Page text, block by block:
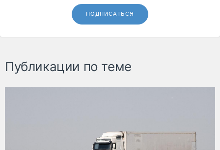
ПОДПИСАТЬСЯ
Публикации по теме